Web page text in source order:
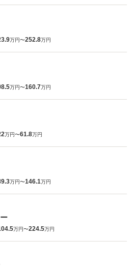
万円〜252.8万円
万円〜160.7万円
万円〜61.8万円
万円〜146.1万円
万円〜224.5万円